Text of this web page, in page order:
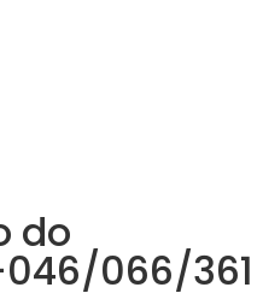
do
066/361